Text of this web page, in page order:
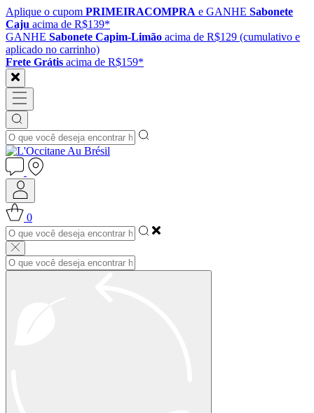
Aplique o cupom PRIMEIRACOMPRA e GANHE Sabonete
Caju acima de R$139*
GANHE Sabonete Capim-Limão acima de R$129 (cumulativo e
aplicado no carrinho)
Frete Grátis acima de R$159*
0